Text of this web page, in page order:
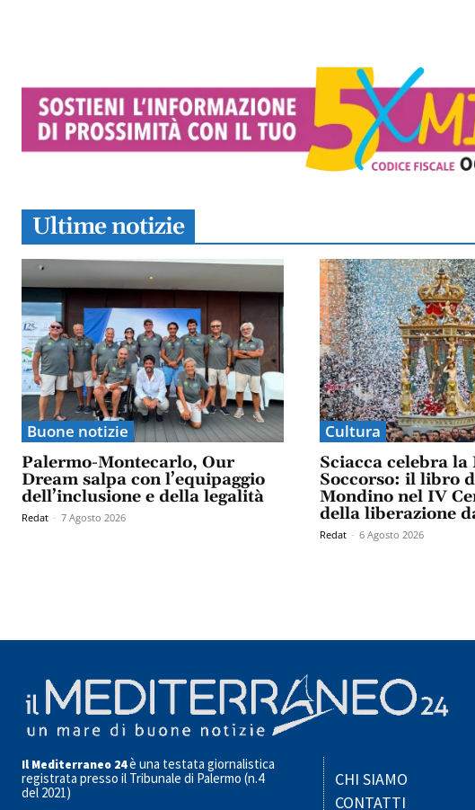
Ultime notizie
Buone notizie
Palermo-Montecarlo, Our
Dream salpa con l’equipaggio
dell’inclusione e della legalità
Redat - 7 Agosto 2026
Cultura
Sciacca celebra
Soccorso: il libro
Mondino nel IV
della liberazione
Redat - 6 Agosto 2026
Il Mediterraneo 24è una testata giornalistica
registrata presso il Tribunale di Palermo (n.4
del 2021)
CHI SIAMO
CONTATTI